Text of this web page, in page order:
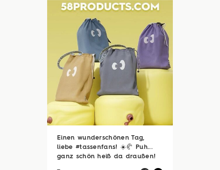
Einen wunderschönen Tag,
liebe #tassenfans! ☀️🥐 Puh...
ganz schön heiß da draußen!